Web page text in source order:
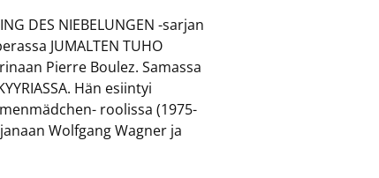
DES NIEBELUNGEN -sarjan
JUMALTEN TUHO
Pierre Boulez. Samassa
Hän esiintyi
roolissa (1975-
Wolfgang Wagner ja